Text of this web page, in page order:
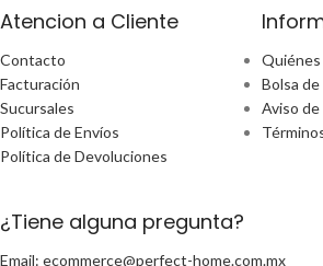
Atencion a Cliente
Contacto
Facturación
Sucursales
Política de Envíos
Política de Devoluciones
Quiénes
Bolsa
Aviso de
¿Tiene alguna pregunta?
Email: ecommerce@perfect-home.com.mx